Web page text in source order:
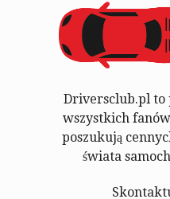
Driversclub.pl to
wszystkich
poszukują
świata